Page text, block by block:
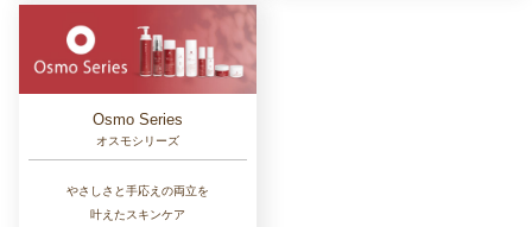
Osmo Series
オスモシリーズ
やさしさと手応えの両立を
叶えたスキンケア